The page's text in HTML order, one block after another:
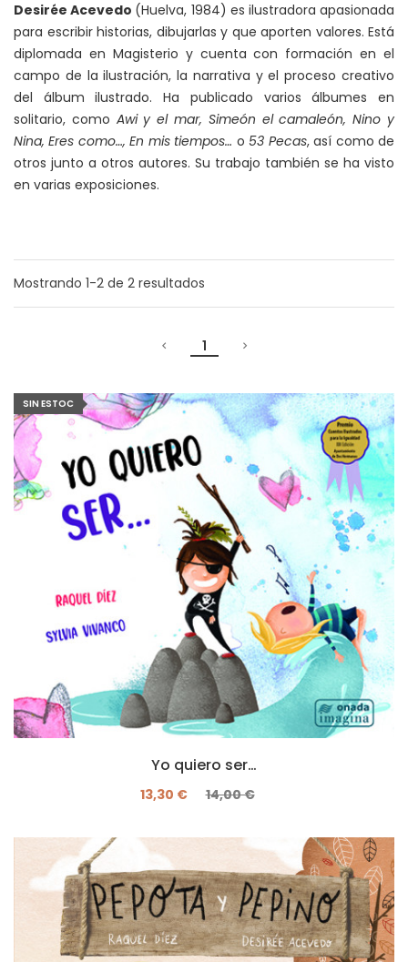
Desirée Acevedo (Huelva, 1984) es ilustradora apasionada
para escribir historias, dibujarlas y que aporten valores. Está
diplomada en Magisterio y cuenta con formación en el
campo de la ilustración, la narrativa y el proceso creativo
del álbum ilustrado. Ha publicado varios álbumes en
solitario, como Awi y el mar, Simeón el camaleón, Nino y
Nina, Eres como…, En mis tiempos… o53 Pecas, así como de
otros junto a otros autores. Su trabajo también se ha visto
en varias exposiciones.
Mostrando 1-2 de 2 resultados
1
SIN ESTOC
Yo quiero ser…
13,30 € 14,00 €